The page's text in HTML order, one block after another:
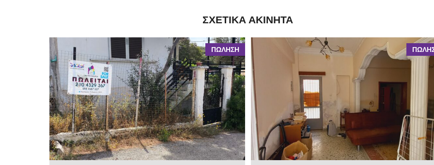
ΣΧΕΤΙΚΆ ΑΚΊΝΗΤΑ
ΠΩΛΗΣΗ